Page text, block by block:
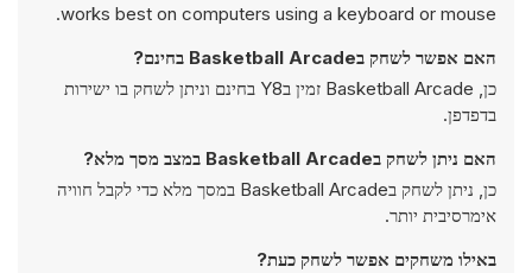
works best on computers using a keyboard or mouse.
האם אפשר לשחק בBasketball Arcade בחינם?
כן, Basketball Arcade זמין בY8 בחינם וניתן לשחק בו ישירות
בדפדפן.
האם ניתן לשחק בBasketball Arcade במצב מסך מלא?
כן, ניתן לשחק בBasketball Arcade במסך מלא כדי לקבל חוויה
אימרסיבית יותר.
באילו משחקים אפשר לשחק כעת?